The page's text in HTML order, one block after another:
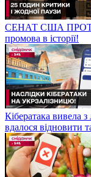
СЕНАТ США ПРОТИ
промова в історії!
Кібератака вивела
вдалося відновити